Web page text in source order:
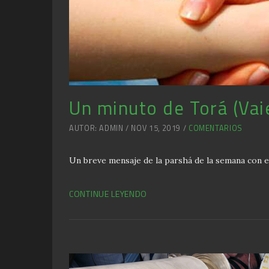
Un minuto de Torá
AUTOR: ADMIN / NOV 15, 2019 / COMENTARIOS
Un breve mensaje de la parshá de la semana
CONTINUE LEYENDO